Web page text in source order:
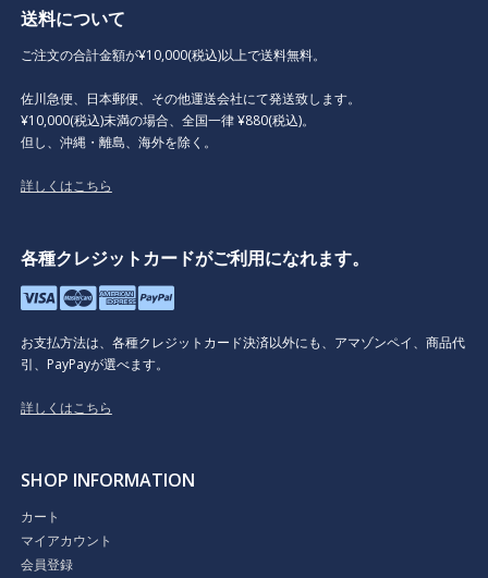
送料について
ご注文の合計金額が¥10,000(税込)以上で送料無料。
佐川急便、日本郵便、その他運送会社にて発送致します。
¥10,000(税込)未満の場合、全国一律 ¥880(税込)。
但し、沖縄・離島、海外を除く。
詳しくはこちら
各種クレジットカードがご利用になれます。
お支払方法は、各種クレジットカード決済以外にも、アマゾンペイ、商品代
引、PayPayが選べます。
詳しくはこちら
SHOP INFORMATION
カート
マイアカウント
会員登録